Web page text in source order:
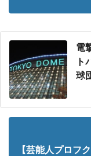
電
ト
球
【芸能人プロフ